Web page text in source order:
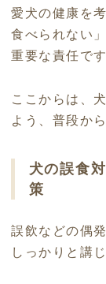
愛犬の健康を
食べられない
重要な責任です
ここからは、
よう、普段か
犬の誤食
策
誤飲などの偶
しっかりと講